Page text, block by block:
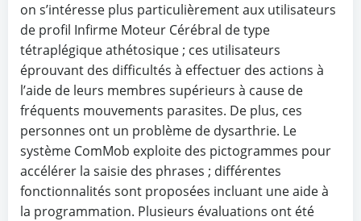
on s’intéresse plus particulièrement aux utilisateurs
de profil Infirme Moteur Cérébral de type
tétraplégique athétosique ; ces utilisateurs
éprouvant des difficultés à effectuer des actions à
l’aide de leurs membres supérieurs à cause de
fréquents mouvements parasites. De plus, ces
personnes ont un problème de dysarthrie. Le
système ComMob exploite des pictogrammes pour
accélérer la saisie des phrases ; différentes
fonctionnalités sont proposées incluant une aide à
la programmation. Plusieurs évaluations ont été